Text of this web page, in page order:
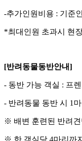
-추가인원비용 : 기준
*최대인원 초과시 현
[반려동물동반안내]
- 동반 가능 객실 : 프
- 반려동물 동반 시 1
※ 배변 훈련된 반려견
※ 한 객실당 4마리까